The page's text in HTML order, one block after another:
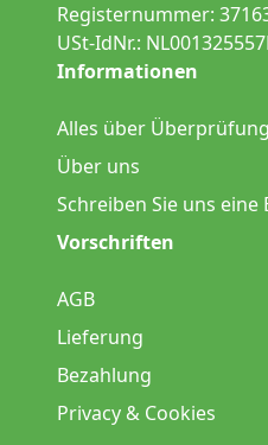
Registernummer:
USt-IdNr.:
Informationen
Alles über
Über uns
Schreiben Sie uns eine
Vorschriften
AGB
Lieferung
Bezahlung
Privacy & Cookies